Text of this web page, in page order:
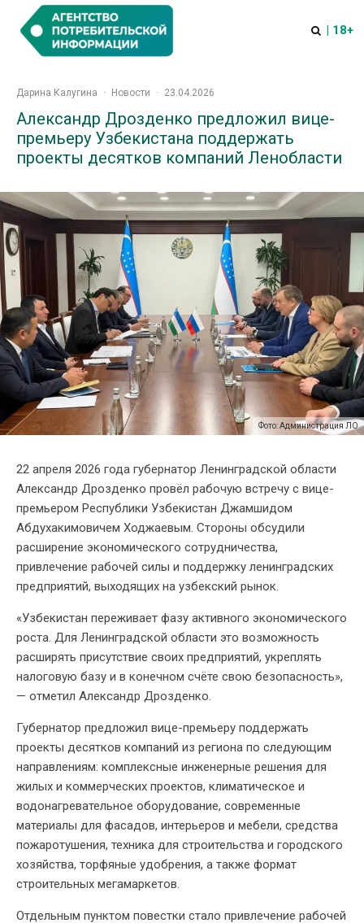
| 18+
Дарина Калугина · Новости · 23.04.2026
Александр Дрозденко предложил вице-
премьеру Узбекистана поддержать
проекты десятков компаний Ленобласти
Фото: Администрация ЛО
22 апреля 2026 года губернатор Ленинградской области
Александр Дрозденко провёл рабочую встречу с вице-
премьером Республики Узбекистан Джамшидом
Абдухакимовичем Ходжаевым. Стороны обсудили
расширение экономического сотрудничества,
привлечение рабочей силы и поддержку ленинградских
предприятий, выходящих на узбекский рынок.
«Узбекистан переживает фазу активного экономического
роста. Для Ленинградской области это возможность
расширять присутствие своих предприятий, укреплять
налоговую базу и в конечном счёте свою безопасность»,
— отметил Александр Дрозденко.
Губернатор предложил вице-премьеру поддержать
проекты десятков компаний из региона по следующим
направлениям: комплексные инженерные решения для
жилых и коммерческих проектов, климатическое и
водонагревательное оборудование, современные
материалы для фасадов, интерьеров и мебели, средства
пожаротушения, техника для строительства и городского
хозяйства, торфяные удобрения, а также формат
строительных мегамаркетов.
Отдельным пунктом повестки стало привлечение рабочей